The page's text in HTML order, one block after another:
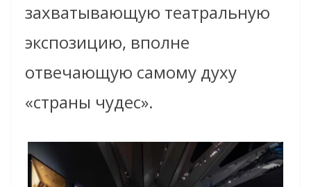
захватывающую театральную
экспозицию, вполне
отвечающую самому духу
«страны чудес».